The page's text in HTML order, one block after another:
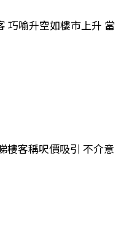
巧喻升空如樓市上升 當
樓客稱呎價吸引 不介意